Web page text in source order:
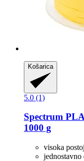
Košarica
5.0 (1)
Spectrum
1000 g
visoka
jednostavno